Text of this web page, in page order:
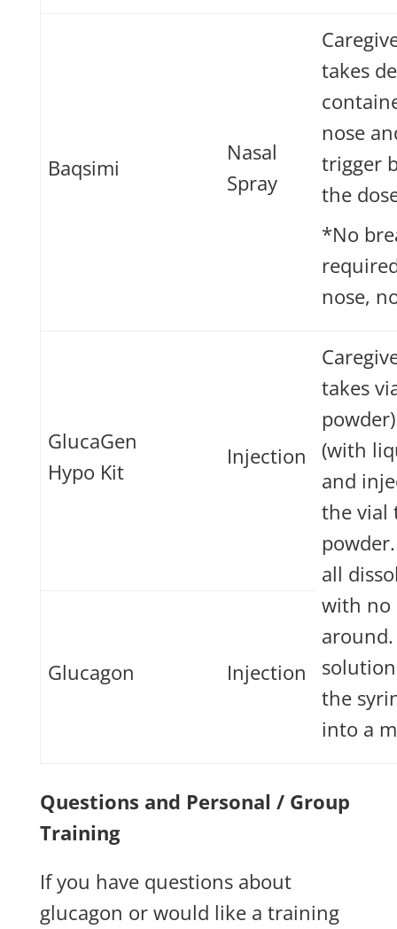
Baqsimi
Nasal
Spray
takes
nose
trigger
the
*No
nose,
GlucaGen
Hypo Kit
Injection
takes
(with
and
the vial
all
with no
the
into a
Glucagon Injection
Questions and Personal / Group
Training
If you have questions about
glucagon or would like a training